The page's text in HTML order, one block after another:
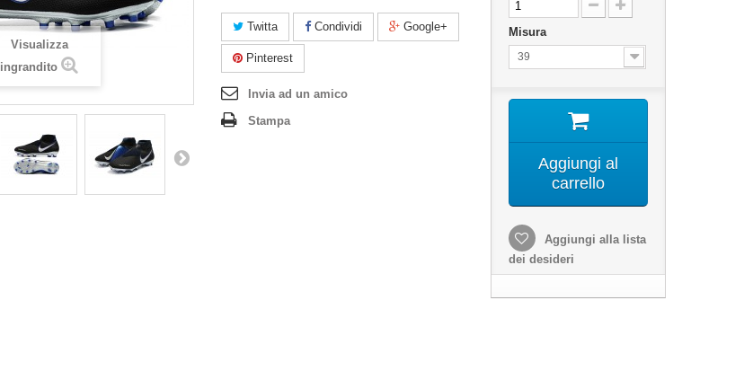
Visualizza
ingrandito
Twitta Condividi Google+
Pinterest
Invia ad un amico
Stampa
Misura
39
Aggiungi al
carrello
Aggiungi alla lista
dei desideri